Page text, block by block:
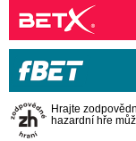
Hrajte
hazardní hře